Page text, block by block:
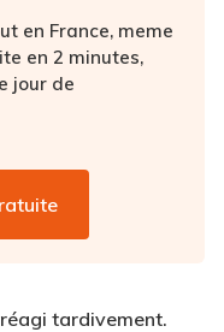
en France, meme
en 2 minutes,
jour de
tardivement.